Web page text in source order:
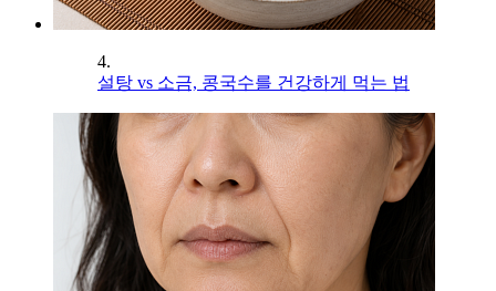
4.
설탕 vs 소금, 콩국수를 건강하게 먹는 법